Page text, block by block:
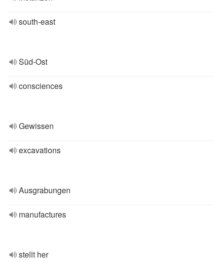
south-east
Süd-Ost
consciences
Gewissen
excavations
Ausgrabungen
manufactures
stellt her